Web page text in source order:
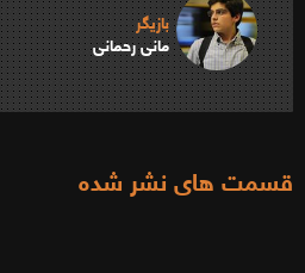
بازیگر
مانی رحمانی
قسمت های نشر شده